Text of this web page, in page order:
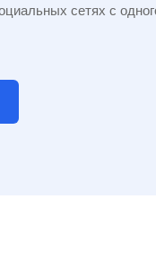
сетях с